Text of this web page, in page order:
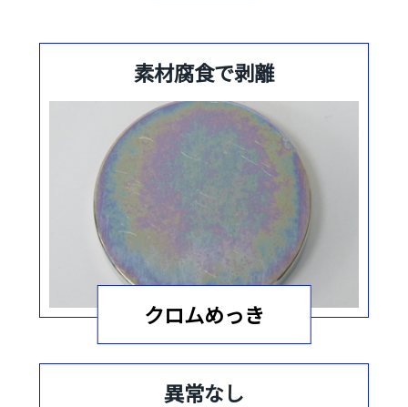
素材腐食で剥離
クロムめっき
異常なし